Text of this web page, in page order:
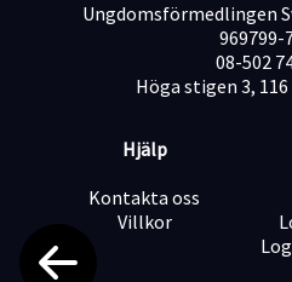
Ungdomsförmedlingen
969799-
08-502
Höga stigen 3,
Hjälp
Kontakta oss
Villkor